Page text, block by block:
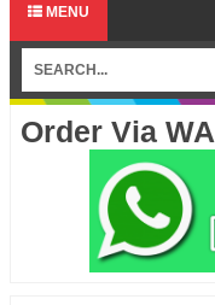
MENU
Order Via WA